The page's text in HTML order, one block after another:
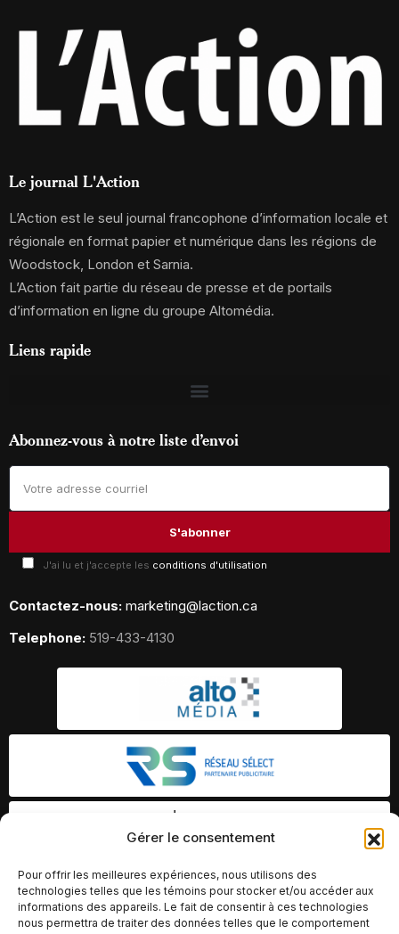
Gérer le consentement
Pour offrir les meilleures expériences, nous utilisons des
technologies telles que les témoins pour stocker et/ou accéder aux
informations des appareils. Le fait de consentir à ces technologies
nous permettra de traiter des données telles que le comportement
Le journal L'Action
L’Action est le seul journal francophone d’information locale et
régionale en format papier et numérique dans les régions de
Woodstock, London et Sarnia.
L’Action fait partie du réseau de presse et de portails
d’information en ligne du groupe Altomédia.
Liens rapide
Abonnez-vous à notre liste d’envoi
J'ai lu et j'accepte les conditions d'utilisation
Contactez-nous: marketing@laction.ca
Telephone: 519-433-4130